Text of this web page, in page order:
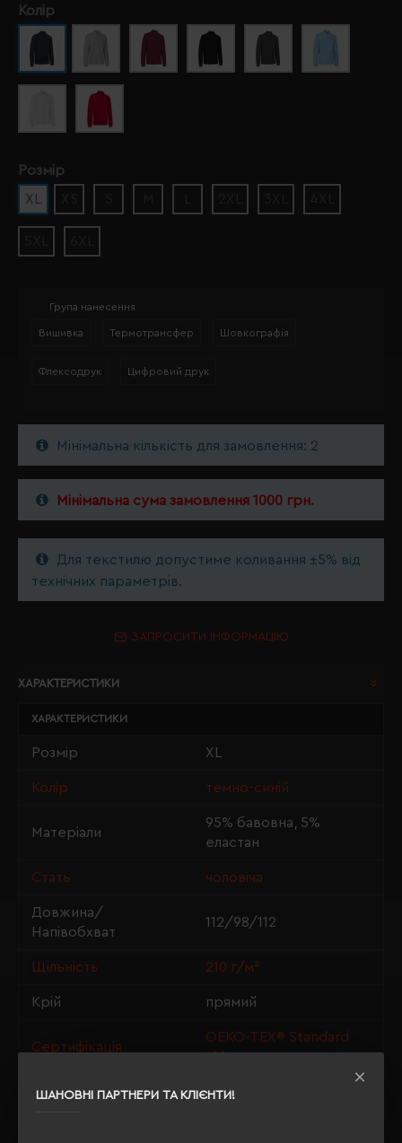
ШАНОВНІ ПАРТНЕРИ ТА КЛІЄНТИ!
Колір
Розмір
XL
Група нанесення
Вишивка Термотрансфер Шовкографія
Флексодрук Цифровий друк
Мінімальна кількість для замовлення: 2
Мінімальна сума замовлення 1000 грн.
Для текстилю допустиме коливання ±5% від
технічних параметрів.
ЗАПРОСИТИ ІНФОРМАЦІЮ
ХАРАКТЕРИСТИКИ
ХАРАКТЕРИСТИКИ
Розмір XL
Колір темно-синій
Матеріали
95% бавовна, 5%
еластан
Стать чоловіча
Довжина/
Напівобхват
112/98/112
Щільність 210 г/м²
Крій прямий
Сертифікація
OEKO-TEX® Standard
100